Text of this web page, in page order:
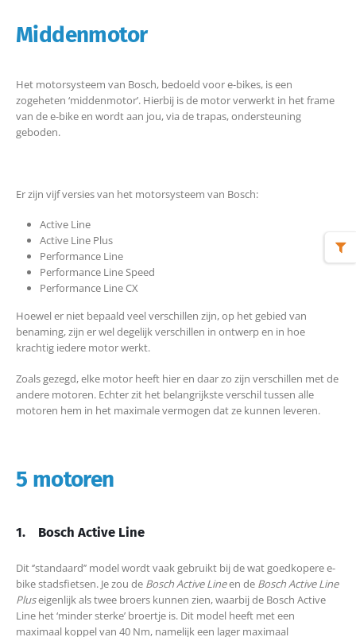
Middenmotor
Het motorsysteem van Bosch, bedoeld voor e-bikes, is een
zogeheten ‘middenmotor’. Hierbij is de motor verwerkt in het frame
van de e-bike en wordt aan jou, via de trapas, ondersteuning
geboden.
Er zijn vijf versies van het motorsysteem van Bosch:
Active Line
Active Line Plus
Performance Line
Performance Line Speed
Performance Line CX
Hoewel er niet bepaald veel verschillen zijn, op het gebied van
benaming, zijn er wel degelijk verschillen in ontwerp en in hoe
krachtig iedere motor werkt.
Zoals gezegd, elke motor heeft hier en daar zo zijn verschillen met de
andere motoren. Echter zit het belangrijkste verschil tussen alle
motoren hem in het maximale vermogen dat ze kunnen leveren.
5 motoren
1. Bosch Active Line
Dit ‘’standaard’’ model wordt vaak gebruikt bij de wat goedkopere e-
bike stadsfietsen. Je zou de Bosch Active Lineen de Bosch Active Line
Pluseigenlijk als twee broers kunnen zien, waarbij de Bosch Active
Line het ‘minder sterke’ broertje is. Dit model heeft met een
maximaal koppel van 40 Nm, namelijk een lager maximaal